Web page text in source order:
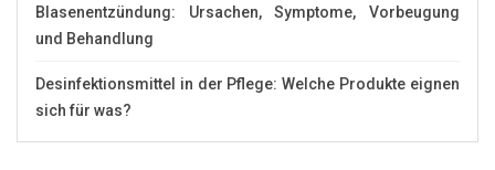
Blasenentzündung: Ursachen, Symptome, Vorbeugung
und Behandlung
Desinfektionsmittel in der Pflege: Welche Produkte eignen
sich für was?